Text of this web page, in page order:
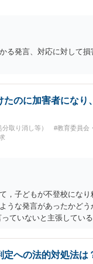
る発言、対応に対して
のに加害者になり
取り消し等）
#教育委員会
，子どもが不登校にな
うな発言があったかど
ていないと主張してい
への法的対処法は